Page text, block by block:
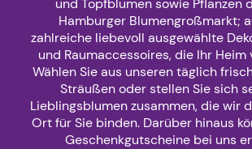
und Topfblumen sowie Pflanzen
Hamburger Blumengroßmarkt;
zahlreiche liebevoll ausgewählte
und Raumaccessoires, die Ihr Heim
Wählen Sie aus unseren täglich
Sträußen oder stellen Sie sich
Lieblingsblumen zusammen, die wir
Ort für Sie binden. Darüber hinaus
Geschenkgutscheine bei uns